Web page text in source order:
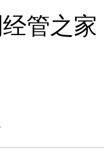
管之家